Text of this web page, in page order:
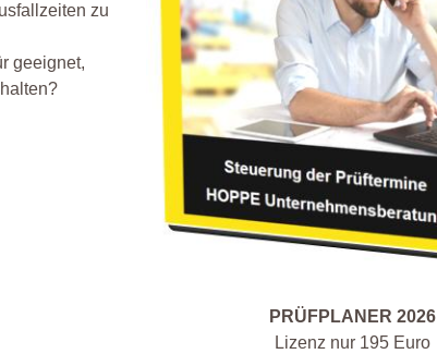
zu
geeignet,
PRÜFPLANER 2026
Lizenz nur 195 Euro